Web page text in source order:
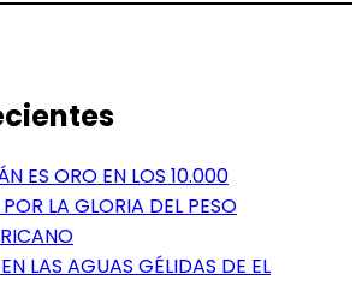
ES ORO EN LOS 10.000
LA GLORIA DEL PESO
LAS AGUAS GÉLIDAS DE EL